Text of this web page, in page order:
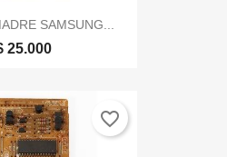
SAMSUNG...
25.000
favorite_border